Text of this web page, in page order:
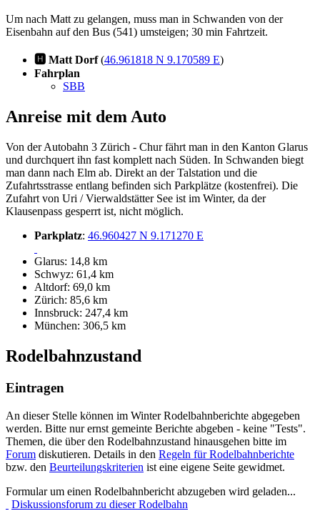
Um nach Matt zu gelangen, muss man in Schwanden von der
Eisenbahn auf den Bus (541) umsteigen; 30 min Fahrtzeit.
🅷 Matt Dorf(46.961818 N 9.170589 E)
Fahrplan
SBB
Anreise mit dem Auto
Von der Autobahn 3 Zürich - Chur fährt man in den Kanton Glarus
und durchquert ihn fast komplett nach Süden. In Schwanden biegt
man dann nach Elm ab. Direkt an der Talstation und die
Zufahrtsstrasse entlang befinden sich Parkplätze (kostenfrei). Die
Zufahrt von Uri / Vierwaldstätter See ist im Winter, da der
Klausenpass gesperrt ist, nicht möglich.
Parkplatz: 46.960427 N 9.171270 E
Glarus: 14,8 km
Schwyz: 61,4 km
Altdorf: 69,0 km
Zürich: 85,6 km
Innsbruck: 247,4 km
München: 306,5 km
Rodelbahnzustand
Eintragen
An dieser Stelle können im Winter Rodelbahnberichte abgegeben
werden. Bitte nur ernst gemeinte Berichte abgeben - keine "Tests".
Themen, die über den Rodelbahnzustand hinausgehen bitte im
Forum diskutieren. Details in den Regeln für Rodelbahnberichte
bzw. den Beurteilungskriterien ist eine eigene Seite gewidmet.
Formular um einen Rodelbahnbericht abzugeben wird geladen...
Diskussionsforum zu dieser Rodelbahn